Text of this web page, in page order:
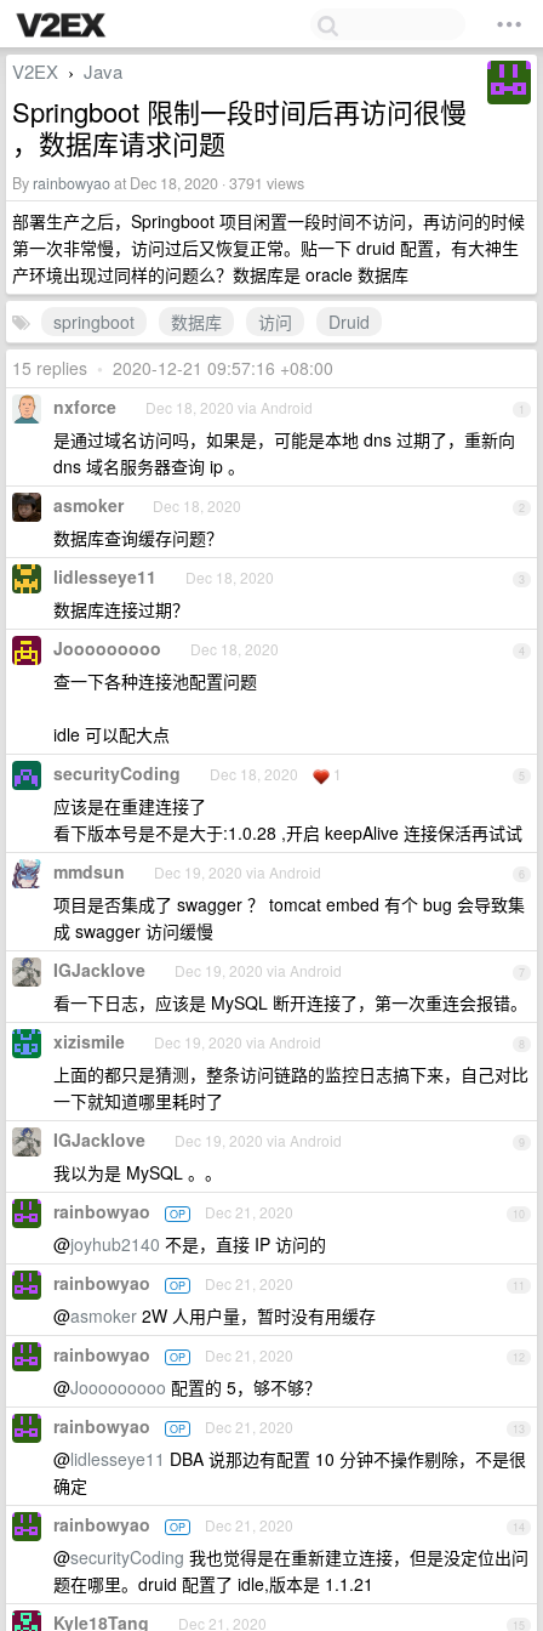
V2EX › Java
Springboot 限制一段时间后再访问很慢
，数据库请求问题
By rainbowyaoat Dec 18, 2020 · 3791 views
部署生产之后，Springboot 项目闲置一段时间不访问，再访问的时候
第一次非常慢，访问过后又恢复正常。贴一下 druid 配置，有大神生
产环境出现过同样的问题么？数据库是 oracle 数据库
springboot
数据库 访问
Druid
15 replies • 2020-12-21 09:57:16 +08:00
1
nxforce Dec 18, 2020 via Android
是通过域名访问吗，如果是，可能是本地 dns 过期了，重新向
dns 域名服务器查询 ip 。
2
asmoker Dec 18, 2020
数据库查询缓存问题？
3
lidlesseye11 Dec 18, 2020
数据库连接过期？
4
Jooooooooo Dec 18, 2020
查一下各种连接池配置问题
idle 可以配大点
5
securityCoding Dec 18, 2020 1
应该是在重建连接了
看下版本号是不是大于:1.0.28 ,开启 keepAlive 连接保活再试试
6
mmdsun Dec 19, 2020 via Android
项目是否集成了 swagger ？ tomcat embed 有个 bug 会导致集
成 swagger 访问缓慢
7
IGJacklove Dec 19, 2020 via Android
看一下日志，应该是 MySQL 断开连接了，第一次重连会报错。
8
xizismile Dec 19, 2020 via Android
上面的都只是猜测，整条访问链路的监控日志搞下来，自己对比
一下就知道哪里耗时了
9
IGJacklove Dec 19, 2020 via Android
我以为是 MySQL 。。
10
rainbowyao OP Dec 21, 2020
@joyhub2140 不是，直接 IP 访问的
11
rainbowyao OP Dec 21, 2020
@asmoker 2W 人用户量，暂时没有用缓存
12
rainbowyao OP Dec 21, 2020
@Jooooooooo 配置的 5，够不够？
13
rainbowyao OP Dec 21, 2020
@lidlesseye11 DBA 说那边有配置 10 分钟不操作剔除，不是很
确定
14
rainbowyao OP Dec 21, 2020
@securityCoding 我也觉得是在重新建立连接，但是没定位出问
题在哪里。druid 配置了 idle,版本是 1.1.21
15
Kyle18Tang Dec 21, 2020